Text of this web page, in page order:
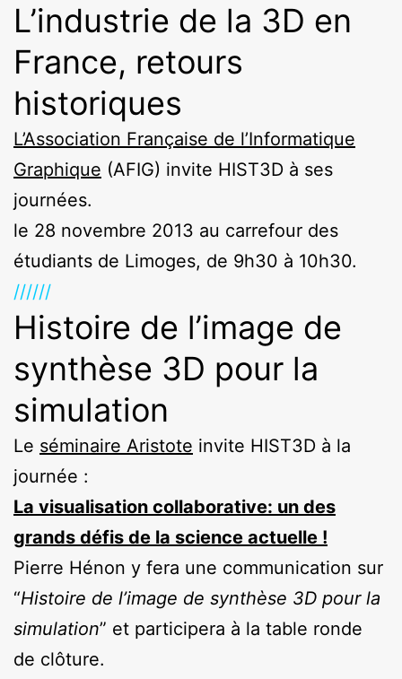
L’industrie de la 3D en
France, retours
historiques
L’Association Française de l’Informatique
Graphique (AFIG) invite HIST3D à ses
journées.
le 28 novembre 2013 au carrefour des
étudiants de Limoges, de 9h30 à 10h30.
//////
Histoire de l’image de
synthèse 3D pour la
simulation
Le séminaire Aristote invite HIST3D à la
journée :
La visualisation collaborative: un des
grands défis de la science actuelle !
Pierre Hénon y fera une communication sur
“Histoire de l’image de synthèse 3D pour la
simulation” et participera à la table ronde
de clôture.